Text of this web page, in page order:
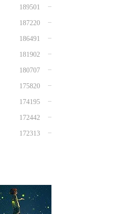
189501
187220
186491
181902
180707
175820
174195
172442
172313